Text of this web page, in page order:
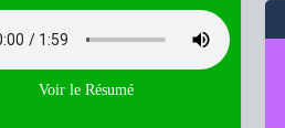
Voir le Résumé